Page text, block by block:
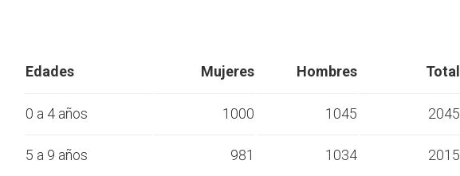
Edades Mujeres Hombres Total
0 a 4 años 1000 1045 2045
5 a 9 años 981 1034 2015